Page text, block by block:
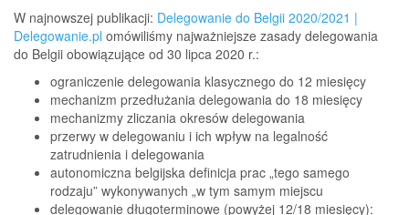
W najnowszej publikacji: Delegowanie do Belgii 2020/2021 |
Delegowanie.pl omówiliśmy najważniej­sze zasady delegowania
do Belgii obowiązujące od 30 lipca 2020 r.:
ograniczenie delegowania klasycznego do 12 miesięcy
mechanizm przedłużania delegowania do 18 miesięcy
mechanizmy zliczania okresów delegowania
przerwy w delegowaniu i ich wpływ na legalność
zatrudnienia i delegowania
autonomiczna belgijska definicja prac „tego samego
rodzaju” wykonywanych „w tym sa­mym miejscu
delegowanie długoterminowe (powyżej 12/18 miesięcy):